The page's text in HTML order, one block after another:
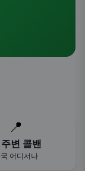
📍
변 콜밴
어디서나